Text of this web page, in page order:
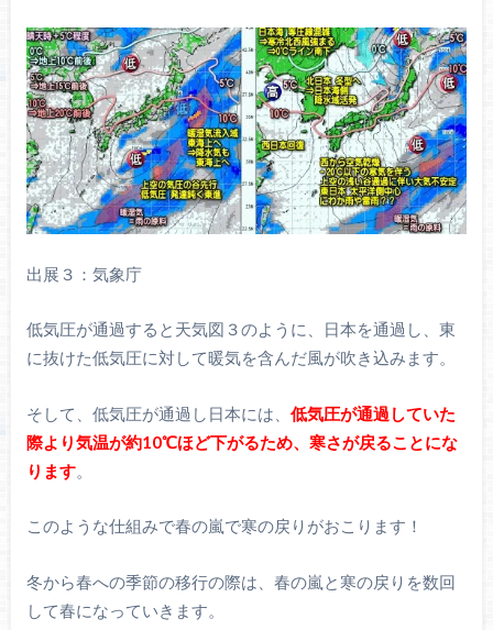
出展３：気象庁
低気圧が通過すると天気図３のように、日本を通過し、東
に抜けた低気圧に対して暖気を含んだ風が吹き込みます。
そして、低気圧が通過し日本には、 低気圧が通過していた
際より気温が約10℃ほど下がるため、寒さが戻ることにな
ります。
このような仕組みで春の嵐で寒の戻りがおこります！
冬から春への季節の移行の際は、春の嵐と寒の戻りを数回
して春になっていきます。